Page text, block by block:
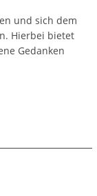
und sich dem
Hierbei bietet
Gedanken